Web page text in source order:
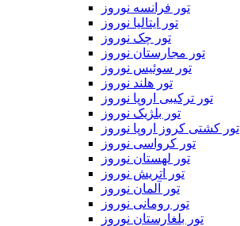
تور فرانسه نوروز
تور ایتالیا نوروز
تور چک نوروز
تور مجارستان نوروز
تور سوئیس نوروز
تور هلند نوروز
تور ترکیبی اروپا نوروز
تور بلژیک نوروز
تور کشتی کروز اروپا نوروز
تور کرواسی نوروز
تور لهستان نوروز
تور اتریش نوروز
تور آلمان نوروز
تور رومانی نوروز
تور بلغارستان نوروز